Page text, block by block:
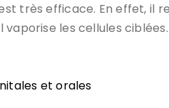
très efficace. En effet, il
vaporise les cellules
et orales